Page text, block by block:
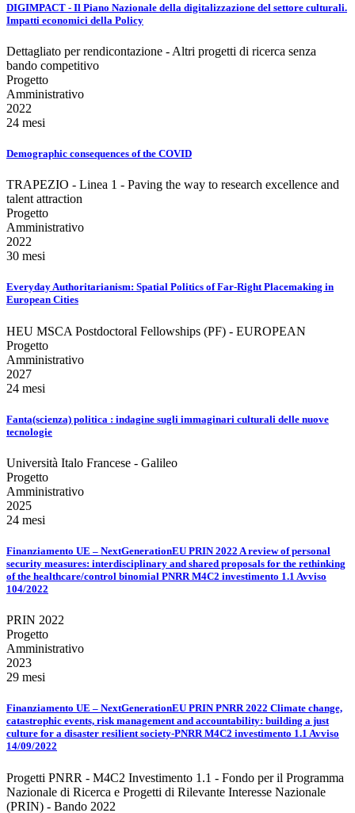
DIGIMPACT - Il Piano Nazionale della digitalizzazione del settore culturali.
Impatti economici della Policy
Dettagliato per rendicontazione - Altri progetti di ricerca senza
bando competitivo
Progetto
Amministrativo
2022
24 mesi
Demographic consequences of the COVID
TRAPEZIO - Linea 1 - Paving the way to research excellence and
talent attraction
Progetto
Amministrativo
2022
30 mesi
Everyday Authoritarianism: Spatial Politics of Far-Right Placemaking in
European Cities
HEU MSCA Postdoctoral Fellowships (PF) - EUROPEAN
Progetto
Amministrativo
2027
24 mesi
Fanta(scienza) politica : indagine sugli immaginari culturali delle nuove
tecnologie
Università Italo Francese - Galileo
Progetto
Amministrativo
2025
24 mesi
Finanziamento UE – NextGenerationEU PRIN 2022 A review of personal
security measures: interdisciplinary and shared proposals for the rethinking
of the healthcare/control binomial PNRR M4C2 investimento 1.1 Avviso
104/2022
PRIN 2022
Progetto
Amministrativo
2023
29 mesi
Finanziamento UE – NextGenerationEU PRIN PNRR 2022 Climate change,
catastrophic events, risk management and accountability: building a just
culture for a disaster resilient society-PNRR M4C2 investimento 1.1 Avviso
14/09/2022
Progetti PNRR - M4C2 Investimento 1.1 - Fondo per il Programma
Nazionale di Ricerca e Progetti di Rilevante Interesse Nazionale
(PRIN) - Bando 2022